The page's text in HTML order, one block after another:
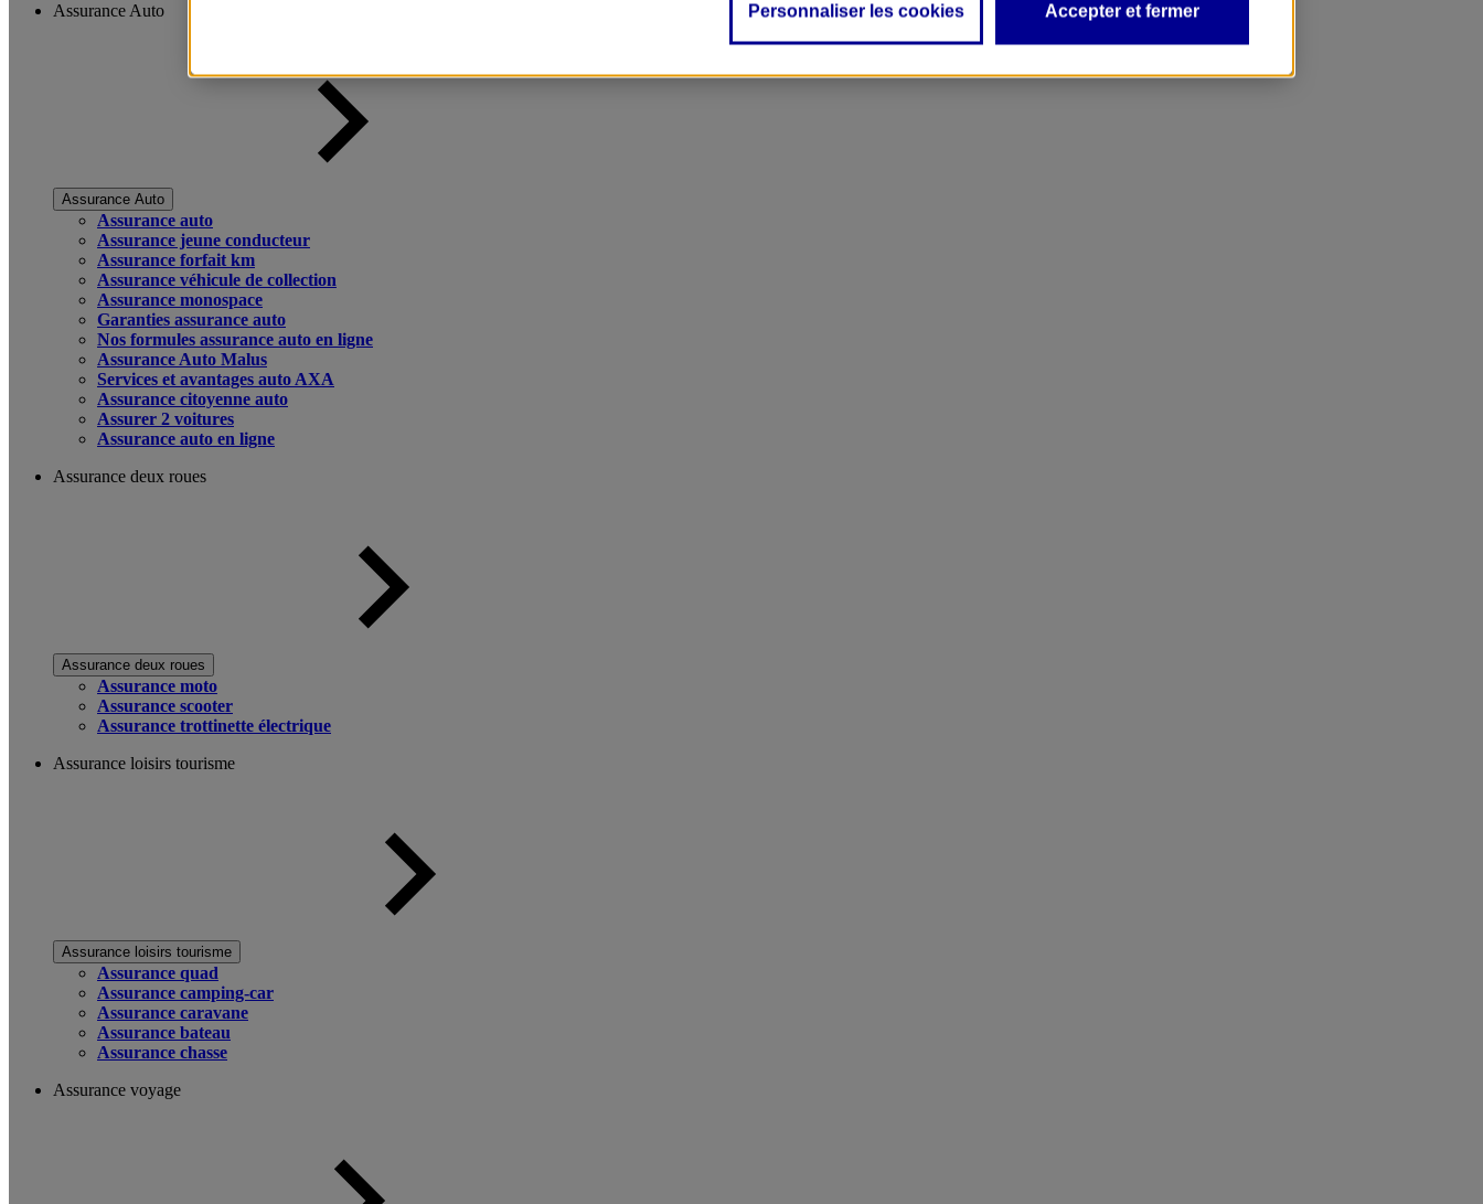
Assurance Auto
Assurance Auto
Assurance auto
Assurance jeune conducteur
Assurance forfait km
Assurance véhicule de collection
Assurance monospace
Garanties assurance auto
Nos formules assurance auto en ligne
Assurance Auto Malus
Services et avantages auto AXA
Assurance citoyenne auto
Assurer 2 voitures
Assurance auto en ligne
Assurance deux roues
Assurance deux roues
Assurance moto
Assurance scooter
Assurance trottinette électrique
Assurance loisirs tourisme
Assurance loisirs tourisme
Assurance quad
Assurance camping-car
Assurance caravane
Assurance bateau
Assurance chasse
Assurance voyage
Personnaliser les cookies Accepter et fermer